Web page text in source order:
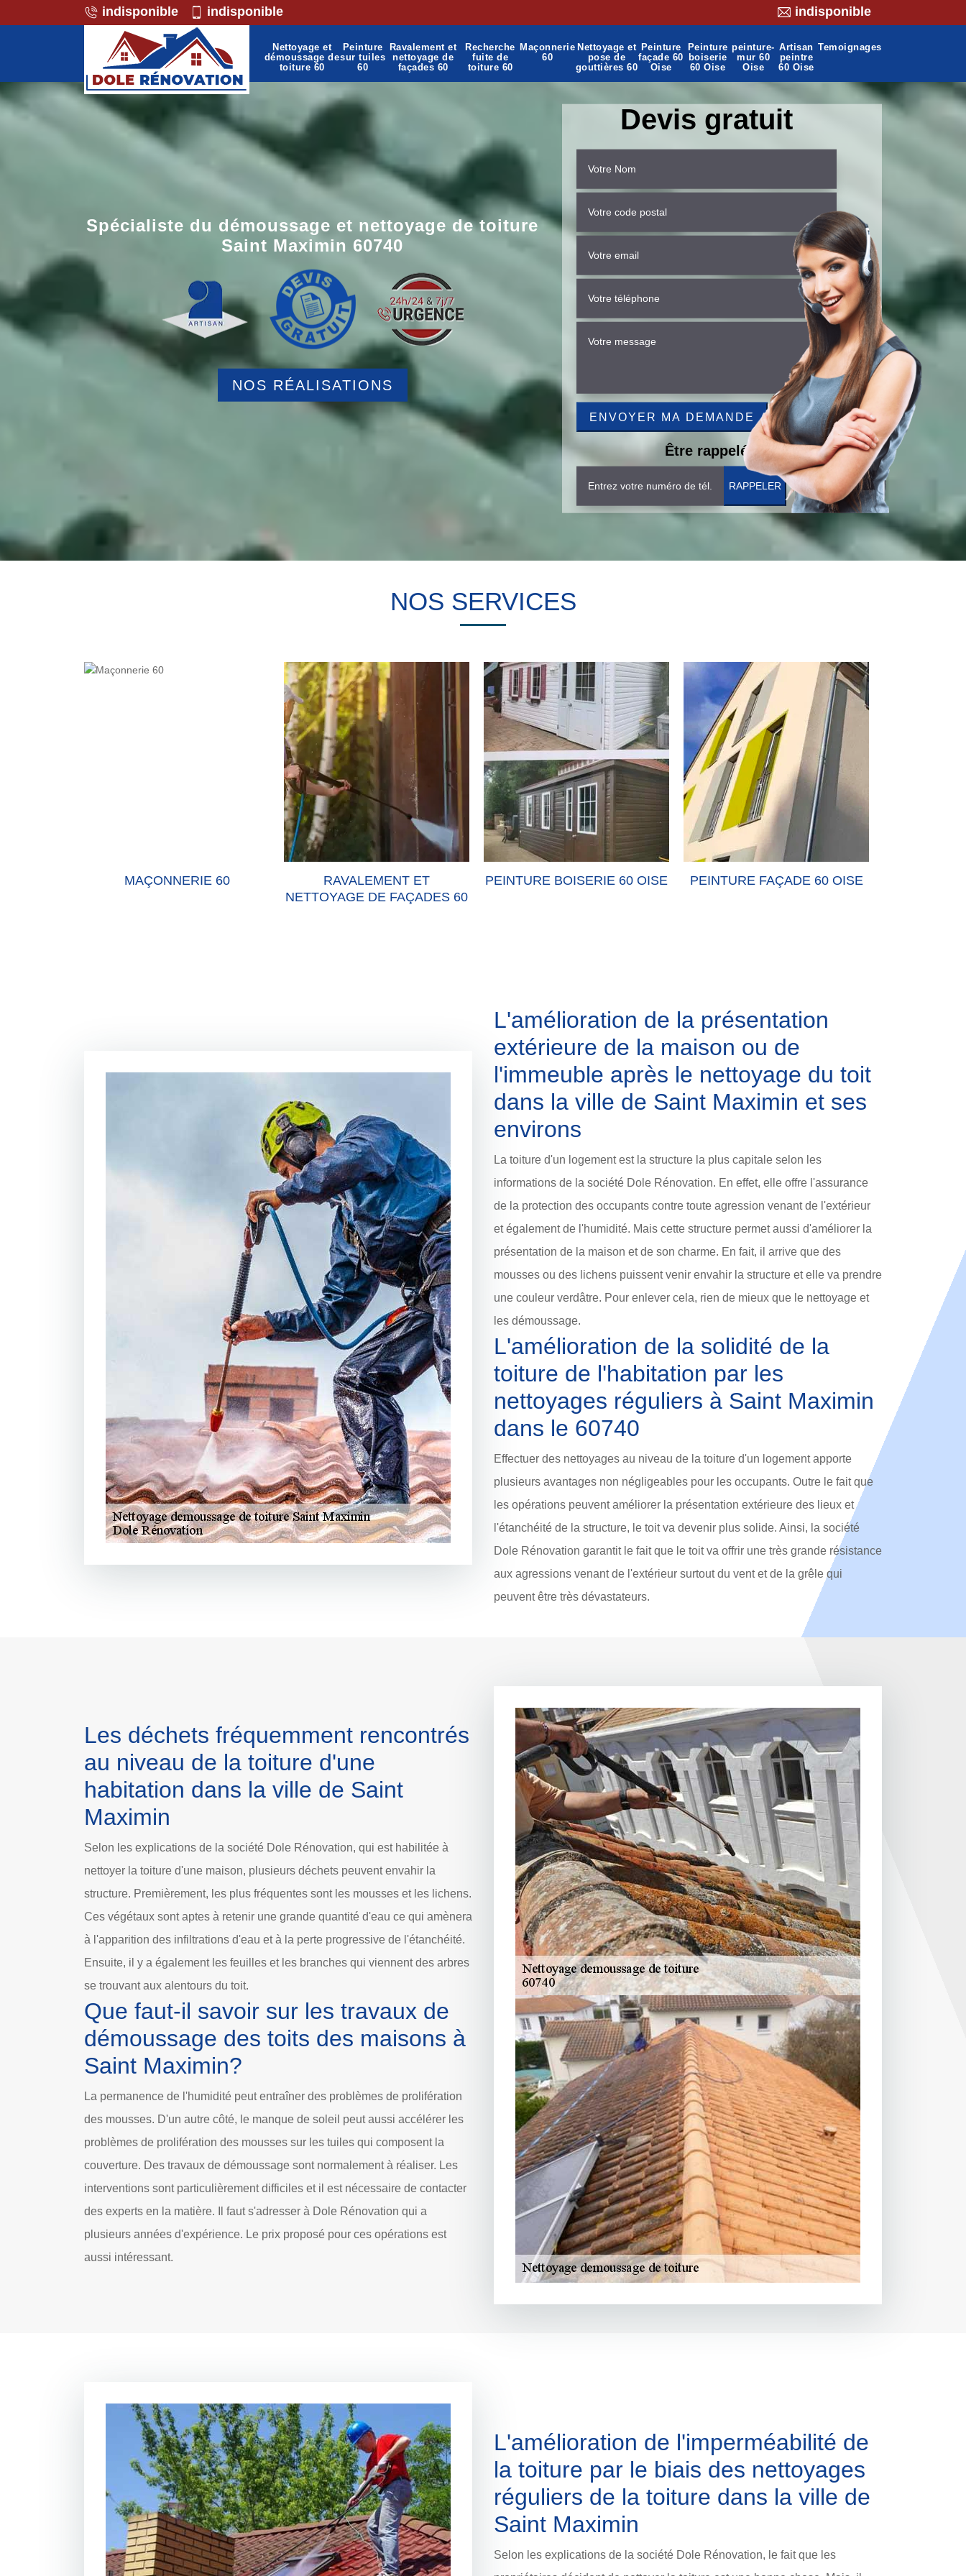
indisponible indisponible indisponible
Nettoyage et
démoussage de
toiture 60
Peinture
sur tuiles
60
Ravalement et
nettoyage de
façades 60
Recherche
fuite de
toiture 60
Maçonnerie
60
Nettoyage et
pose de
gouttières 60
Peinture
façade 60
Oise
Peinture
boiserie
60 Oise
peinture-
mur 60
Oise
Artisan
peintre
60 Oise
Temoignages
Spécialiste du démoussage et nettoyage de toiture
Saint Maximin 60740
NOS RÉALISATIONS
Devis gratuit
Être rappelé
NOS SERVICES
MAÇONNERIE 60
RAVALEMENT ET
NETTOYAGE DE FAÇADES 60
PEINTURE BOISERIE 60 OISE PEINTURE FAÇADE 60 OISE
L'amélioration de la présentation
extérieure de la maison ou de
l'immeuble après le nettoyage du toit
dans la ville de Saint Maximin et ses
environs
La toiture d'un logement est la structure la plus capitale selon les
informations de la société Dole Rénovation. En effet, elle offre l'assurance
de la protection des occupants contre toute agression venant de l'extérieur
et également de l'humidité. Mais cette structure permet aussi d'améliorer la
présentation de la maison et de son charme. En fait, il arrive que des
mousses ou des lichens puissent venir envahir la structure et elle va prendre
une couleur verdâtre. Pour enlever cela, rien de mieux que le nettoyage et
les démoussage.
L'amélioration de la solidité de la
toiture de l'habitation par les
nettoyages réguliers à Saint Maximin
dans le 60740
Effectuer des nettoyages au niveau de la toiture d'un logement apporte
plusieurs avantages non négligeables pour les occupants. Outre le fait que
les opérations peuvent améliorer la présentation extérieure des lieux et
l'étanchéité de la structure, le toit va devenir plus solide. Ainsi, la société
Dole Rénovation garantit le fait que le toit va offrir une très grande résistance
aux agressions venant de l'extérieur surtout du vent et de la grêle qui
peuvent être très dévastateurs.
Les déchets fréquemment rencontrés
au niveau de la toiture d'une
habitation dans la ville de Saint
Maximin
Selon les explications de la société Dole Rénovation, qui est habilitée à
nettoyer la toiture d'une maison, plusieurs déchets peuvent envahir la
structure. Premièrement, les plus fréquentes sont les mousses et les lichens.
Ces végétaux sont aptes à retenir une grande quantité d'eau ce qui amènera
à l'apparition des infiltrations d'eau et à la perte progressive de l'étanchéité.
Ensuite, il y a également les feuilles et les branches qui viennent des arbres
se trouvant aux alentours du toit.
Que faut-il savoir sur les travaux de
démoussage des toits des maisons à
Saint Maximin?
La permanence de l'humidité peut entraîner des problèmes de prolifération
des mousses. D'un autre côté, le manque de soleil peut aussi accélérer les
problèmes de prolifération des mousses sur les tuiles qui composent la
couverture. Des travaux de démoussage sont normalement à réaliser. Les
interventions sont particulièrement difficiles et il est nécessaire de contacter
des experts en la matière. Il faut s'adresser à Dole Rénovation qui a
plusieurs années d'expérience. Le prix proposé pour ces opérations est
aussi intéressant.
L'amélioration de l'imperméabilité de
la toiture par le biais des nettoyages
réguliers de la toiture dans la ville de
Saint Maximin
Selon les explications de la société Dole Rénovation, le fait que les